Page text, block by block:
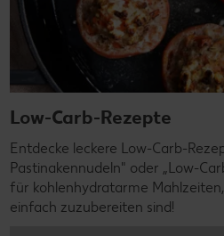
Low-Carb-Rezepte
Entdecke leckere Low-Carb-
Pastinakennudeln" oder „Low-
für kohlenhydratarme
einfach zuzubereiten sind!